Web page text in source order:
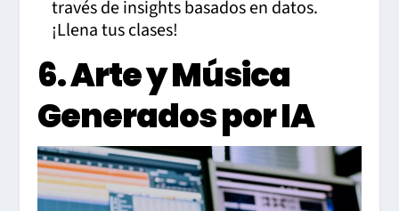
través de insights basados en datos.
¡Llena tus clases!
6. Arte y Música
Generados por IA